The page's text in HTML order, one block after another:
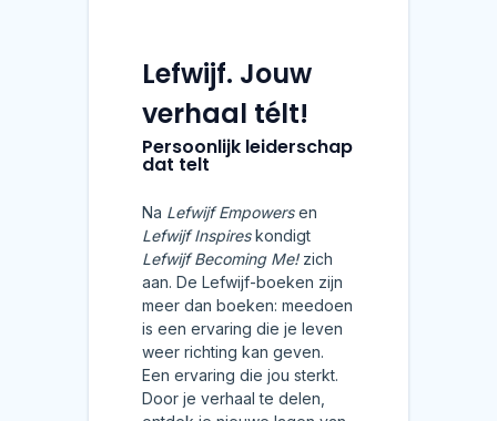
Lefwijf. Jouw
verhaal télt!
Persoonlijk leiderschap
dat telt
Na Lefwijf Empowersen
Lefwijf Inspireskondigt
Lefwijf Becoming Me!zich
aan. De Lefwijf-boeken zijn
meer dan boeken: meedoen
is een ervaring die je leven
weer richting kan geven.
Een ervaring die jou sterkt.
Door je verhaal te delen,